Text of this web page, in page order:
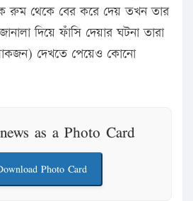
রুম থেকে বের করে দেয় তখন তার
দিয়ে ফাঁসি দেয়ার ঘটনা তারা
দেখতে পেয়েও কোনো
as a Photo Card
Photo Card